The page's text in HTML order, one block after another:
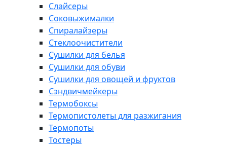
Слайсеры
Соковыжималки
Спиралайзеры
Стеклоочистители
Сушилки для белья
Сушилки для обуви
Сушилки для овощей и фруктов
Сэндвичмейкеры
Термобоксы
Термопистолеты для разжигания
Термопоты
Тостеры